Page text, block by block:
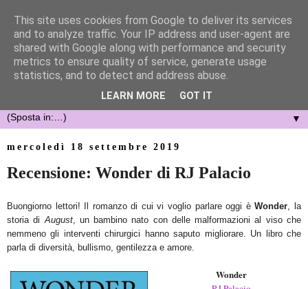
▼
mercoledì 18 settembre 2019
Recensione: Wonder di RJ Palacio
Buongiorno lettori! Il romanzo di cui vi voglio parlare oggi èWonder , la
storia di August, un bambino nato con delle malformazioni al viso che
nemmeno gli interventi chirurgici hanno saputo migliorare. Un libro che
parla di diversità, bullismo, gentilezza e amore.
Wonder
This site uses cookies from Google to deliver its services
and to analyze traffic. Your IP address and user-agent are
shared with Google along with performance and security
metrics to ensure quality of service, generate usage
statistics, and to detect and address abuse.
LEARN MORE GOT IT